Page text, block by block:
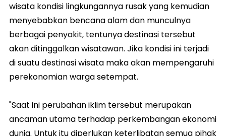
wisata kondisi lingkungannya rusak yang kemudian
menyebabkan bencana alam dan munculnya
berbagai penyakit, tentunya destinasi tersebut
akan ditinggalkan wisatawan. Jika kondisi ini terjadi
di suatu destinasi wisata maka akan mempengaruhi
perekonomian warga setempat.
"Saat ini perubahan iklim tersebut merupakan
ancaman utama terhadap perkembangan ekonomi
dunia. Untuk itu diperlukan keterlibatan semua pihak